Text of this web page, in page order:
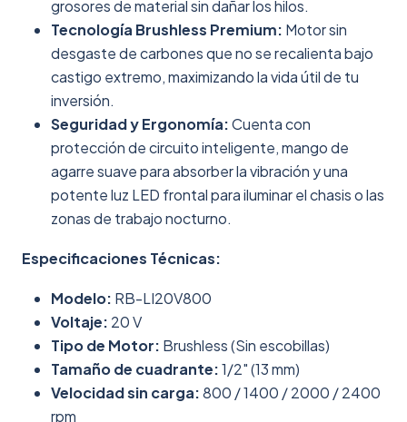
grosores de material sin dañar los hilos.
Tecnología Brushless Premium: Motor sin
desgaste de carbones que no se recalienta bajo
castigo extremo, maximizando la vida útil de tu
inversión.
Seguridad y Ergonomía:Cuenta con
protección de circuito inteligente, mango de
agarre suave para absorber la vibración y una
potente luz LED frontal para iluminar el chasis o las
zonas de trabajo nocturno.
Especificaciones Técnicas:
Modelo: RB-LI20V800
Voltaje: 20 V
Tipo de Motor: Brushless (Sin escobillas)
Tamaño de cuadrante:1/2" (13 mm)
Velocidad sin carga:800 / 1400 / 2000 / 2400
rpm